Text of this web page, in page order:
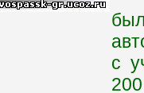
с
200